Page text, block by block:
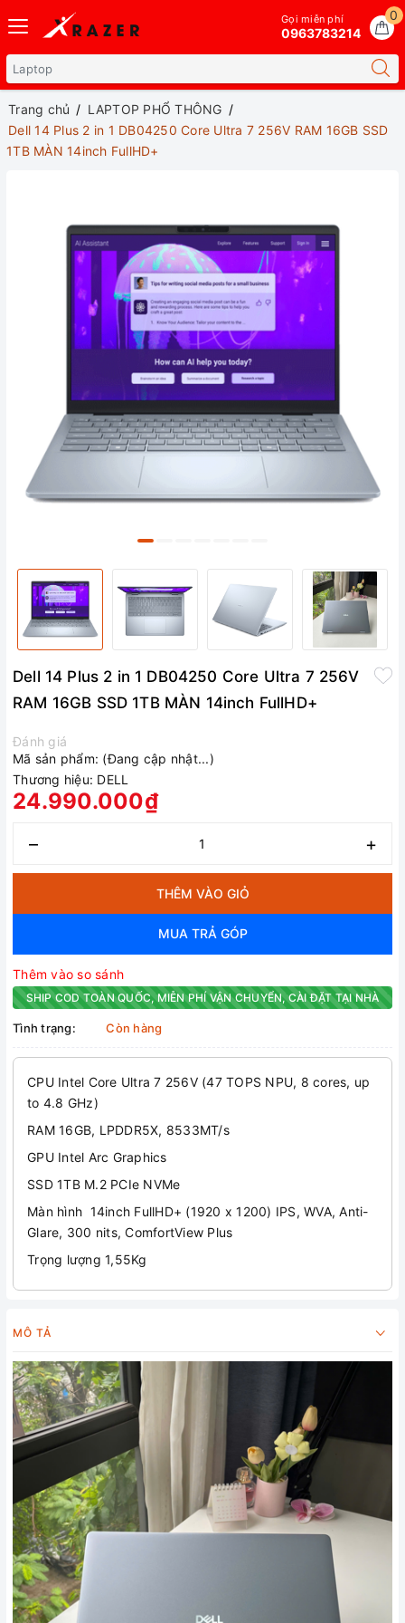
0
Gọi miễn phí
0963783214
Trang chủ
LAPTOP PHỔ THÔNG
Dell 14 Plus 2 in 1 DB04250 Core Ultra 7 256V RAM 16GB SSD
1TB MÀN 14inch FullHD+
Dell 14 Plus 2 in 1 DB04250 Core Ultra 7 256V
RAM 16GB SSD 1TB MÀN 14inch FullHD+
Đánh giá
Mã sản phẩm: (Đang cập nhật...)
Thương hiệu: DELL
24.990.000₫
– +
THÊM VÀO GIỎ
MUA TRẢ GÓP
Thêm vào so sánh
SHIP COD TOÀN QUỐC, MIỄN PHÍ VẬN CHUYỂN, CÀI ĐẶT TẠI NHÀ
Tình trạng: Còn hàng
CPU Intel Core Ultra 7 256V (47 TOPS NPU, 8 cores, up
to 4.8 GHz)
RAM 16GB, LPDDR5X, 8533MT/s
GPU Intel Arc Graphics
SSD 1TB M.2 PCIe NVMe
Màn hình 14inch FullHD+ (1920 x 1200) IPS, WVA, Anti-
Glare, 300 nits, ComfortView Plus
Trọng lượng 1,55Kg
MÔ TẢ